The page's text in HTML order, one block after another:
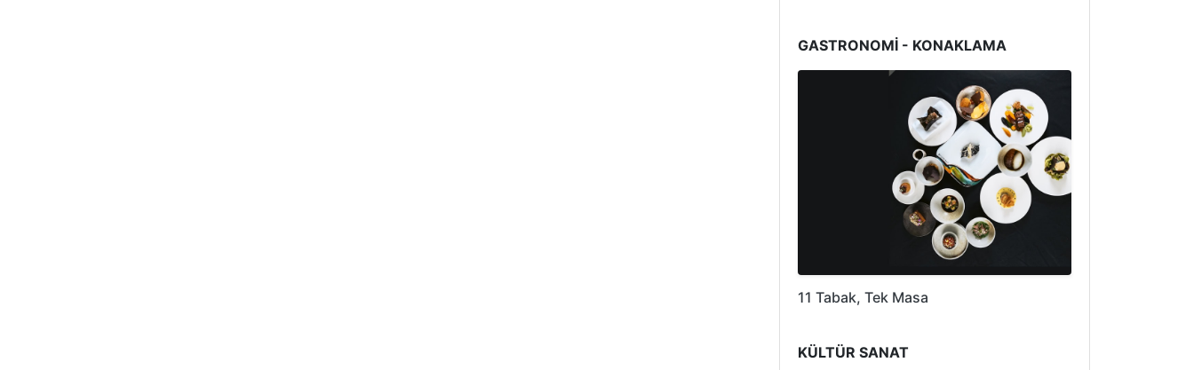
GASTRONOMİ - KONAKLAMA
11 Tabak, Tek Masa
KÜLTÜR SANAT